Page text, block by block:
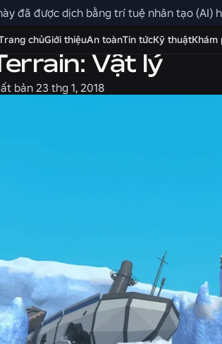
đã được dịch bằng trí tuệ nhân tạo (AI)
chủGiới thiệuAn toànTin tứcKỹ thuậtKhám
Vật lý
bản 23 thg 1, 2018